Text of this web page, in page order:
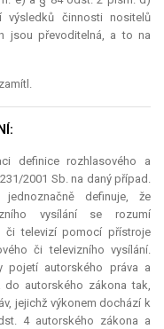
výsledků činnosti nositelů
jsou převoditelná, a to na
definice rozhlasového a
2001 Sb. na daný případ.
definuje, že
vysílání se rozumí
či televizí pomocí přístroje
či televizního vysílání.
autorského práva a
do autorského zákona tak,
jejichž výkonem dochází k
4 autorského zákona a